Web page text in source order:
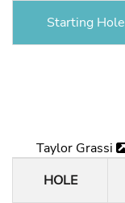
Starting Hole
Taylor Grassi
HOLE